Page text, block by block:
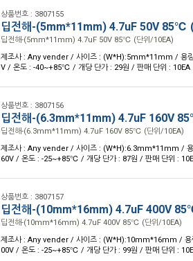
상품번호 : 3807155
딥전해-(5mm*11mm) 4.7uF 50V 85℃
딥전해-(5mm*11mm) 4.7uF 50V 85℃ (단위/10EA)
제조사 : Any vender / 사이즈 : (W*H):5mm*11mm / 용
V / 온도 : -40~+85℃ / 개당 단가 : 29원 / 판매 단위 : 10EA
상품번호 : 3807156
딥전해-(6.3mm*11mm) 4.7uF 160V
딥전해-(6.3mm*11mm) 4.7uF 160V 85℃ (단위/10EA)
제조사 : Any vender / 사이즈 : (W*H):6.3mm*11mm /
60V / 온도 : -25~+85℃ / 개당 단가 : 87원 / 판매 단위 :
상품번호 : 3807157
딥전해-(10mm*16mm) 4.7uF 400V
딥전해-(10mm*16mm) 4.7uF 400V 85℃ (단위/10EA)
제조사 : Any vender / 사이즈 : (W*H):10mm*16mm / 용
00V / 온도 : -25~+85℃ / 개당 단가 : 99원 / 판매 단위 :